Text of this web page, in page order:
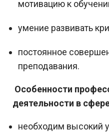
мотивацию к
умение развивать
постоянное
преподавания.
Особенности
деятельности в
необходим высокий